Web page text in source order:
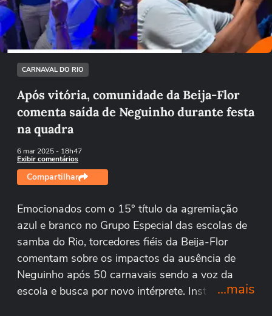
Tentar novamente
CARNAVAL DO RIO
Após vitória, comunidade da Beija-Flor
comenta saída de Neguinho durante festa
na quadra
6 mar 2025- 18h47
Exibir comentários
Compartilhar
Emocionados com o 15° título da agremiação
azul e branco no Grupo Especial das escolas de
samba do Rio, torcedores fiéis da Beija-Flor
comentam sobre os impactos da ausência de
Neguinho após 50 carnavais sendo a voz da
escola e busca por novo intérprete. Instantes...mais